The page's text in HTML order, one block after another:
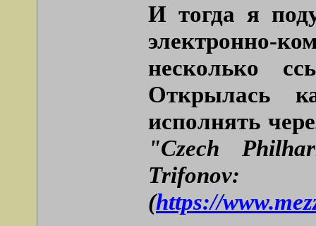
И тогда я
электронно-
несколько
Открылась
исполнять
"Czech
(https://